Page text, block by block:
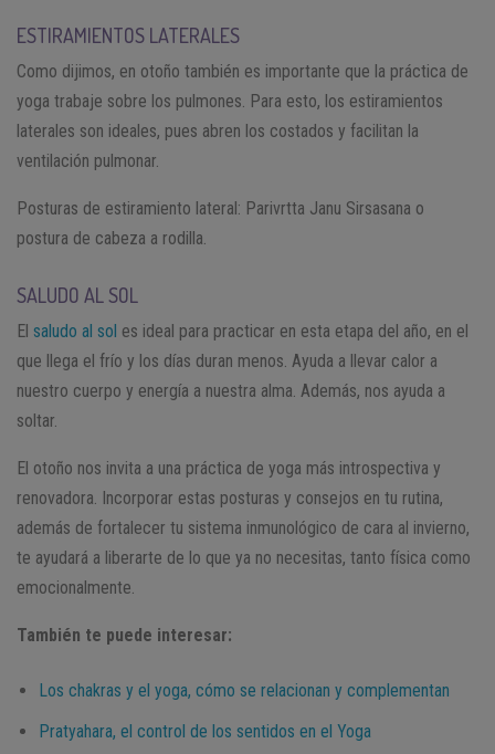
ESTIRAMIENTOS LATERALES
Como dijimos, en otoño también es importante que la práctica de
yoga trabaje sobre los pulmones. Para esto, los estiramientos
laterales son ideales, pues abren los costados y facilitan la
ventilación pulmonar.
Posturas de estiramiento lateral: Parivrtta Janu Sirsasana o
postura de cabeza a rodilla.
SALUDO AL SOL
El saludo al sol es ideal para practicar en esta etapa del año, en el
que llega el frío y los días duran menos. Ayuda a llevar calor a
nuestro cuerpo y energía a nuestra alma. Además, nos ayuda a
soltar.
El otoño nos invita a una práctica de yoga más introspectiva y
renovadora. Incorporar estas posturas y consejos en tu rutina,
además de fortalecer tu sistema inmunológico de cara al invierno,
te ayudará a liberarte de lo que ya no necesitas, tanto física como
emocionalmente.
También te puede interesar:
Los chakras y el yoga, cómo se relacionan y complementan
Pratyahara, el control de los sentidos en el Yoga